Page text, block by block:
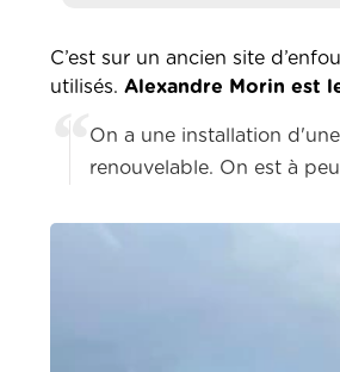
C’est sur un ancien site
utilisés. Alexandre Morin est
On a une installation
renouvelable. On est à